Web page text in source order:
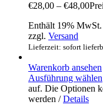
€28,00 – €48,00
Enthält 19% MwSt.
zzgl. Versand
Lieferzeit: sofort
Warenkorb ansehen
Ausführung wählen
auf. Die Optionen
werden / Details